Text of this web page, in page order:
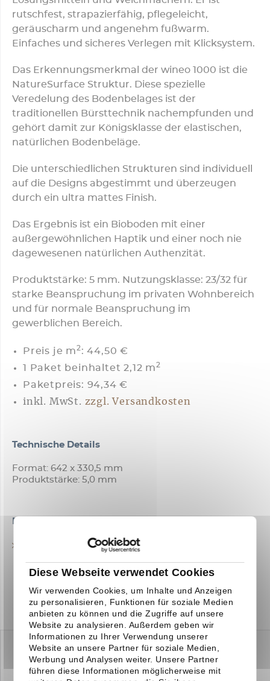
Diese Webseite verwendet Cookies
Wir verwenden Cookies, um Inhalte und Anzeigen
zu personalisieren, Funktionen für soziale Medien
anbieten zu können und die Zugriffe auf unsere
Website zu analysieren. Außerdem geben wir
Informationen zu Ihrer Verwendung unserer
Website an unsere Partner für soziale Medien,
Werbung und Analysen weiter. Unsere Partner
führen diese Informationen möglicherweise mit
rutschfest, strapazierfähig, pflegeleicht,
geräuscharm und angenehm fußwarm.
Einfaches und sicheres Verlegen mit Klicksystem.
Das Erkennungsmerkmal der wineo 1000 ist die
NatureSurface Struktur. Diese spezielle
Veredelung des Bodenbelages ist der
traditionellen Bürsttechnik nachempfunden und
gehört damit zur Königsklasse der elastischen,
natürlichen Bodenbeläge.
Die unterschiedlichen Strukturen sind individuell
auf die Designs abgestimmt und überzeugen
durch ein ultra mattes Finish.
Das Ergebnis ist ein Bioboden mit einer
außergewöhnlichen Haptik und einer noch nie
dagewesenen natürlichen Authenzität.
Produktstärke: 5 mm. Nutzungsklasse: 23/32 für
starke Beanspruchung im privaten Wohnbereich
und für normale Beanspruchung im
gewerblichen Bereich.
Preis je m2 :44,50 €
1 Paket beinhaltet 2,12 m2
Paketpreis: 94,34 €
inkl. MwSt. zzgl. Versandkosten
Technische Details
Format: 642 x 330,5 mm
Produktstärke: 5,0 mm
Downloads
TECHNISCHES DATENBLATT